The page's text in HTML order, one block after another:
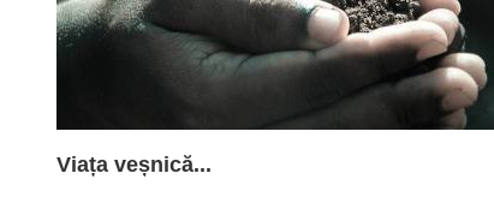
Viața veșnică...